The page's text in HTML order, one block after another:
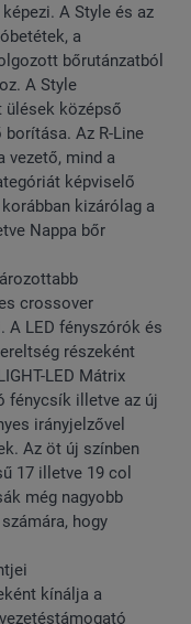
A Style és az
a
bőrutánzatból
A Style
középső
Az R-Line
vezető, mind a
képviselő
kizárólag a
Nappa bőr
crossover
A LED fényszórók és
részeként
LED Mátrix
fénycsík illetve az új
irányjelzővel
Az öt új színben
17 illetve 19 col
még nagyobb
hogy
kínálja a